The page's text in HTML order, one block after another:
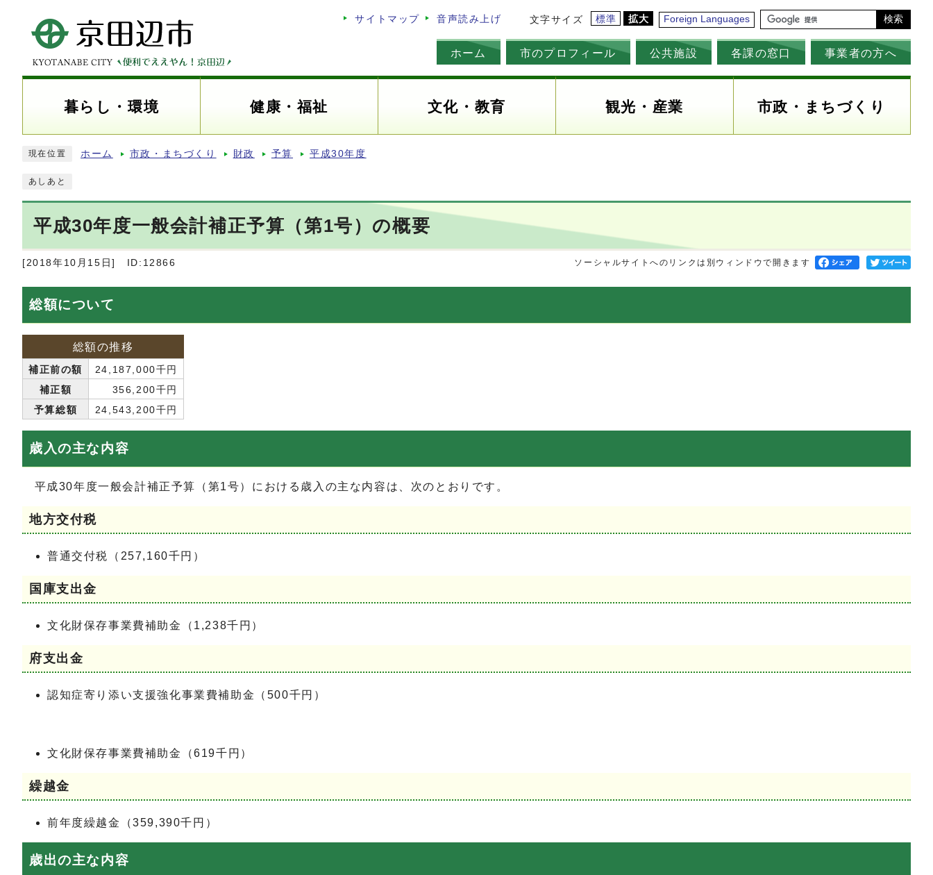
サイトマップ 音声読み上げ 文字サイズ 標準 拡大 Foreign Languages 検索
ホーム 市のプロフィール 公共施設 各課の窓口 事業者の方へ
暮らし・環境 健康・福祉 文化・教育 観光・産業 市政・まちづくり
現在位置 ホーム 市政・まちづくり 財政 予算 平成30年度
あしあと
平成30年度一般会計補正予算（第1号）の概要
[2018年10月15日] ID:12866 ソーシャルサイトへのリンクは別ウィンドウで開きます
総額について
総額の推移
補正前の額
24,187,000千円
補正額
356,200千円
予算総額
24,543,200千円
歳入の主な内容
平成30年度一般会計補正予算（第1号）における歳入の主な内容は、次のとおりです。
地方交付税
普通交付税（257,160千円）
国庫支出金
文化財保存事業費補助金（1,238千円）
府支出金
認知症寄り添い支援強化事業費補助金（500千円）
文化財保存事業費補助金（619千円）
繰越金
前年度繰越金（359,390千円）
歳出の主な内容